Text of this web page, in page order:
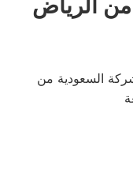
من الرياض